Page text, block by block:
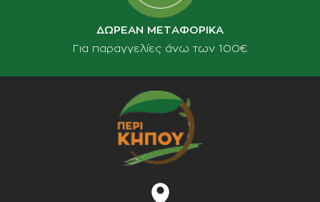
ΔΩΡΕΑΝ ΜΕΤΑΦΟΡΙΚΑ
Για παραγγελίες άνω των 100€